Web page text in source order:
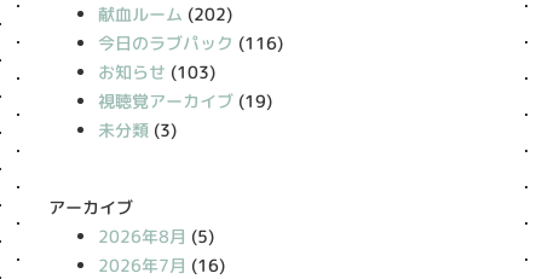
献血ルーム (202)
今日のラブパック (116)
お知らせ (103)
視聴覚アーカイブ (19)
未分類 (3)
アーカイブ
2026年8月 (5)
2026年7月 (16)